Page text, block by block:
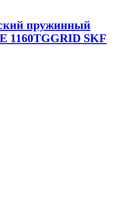
пружинный
1160TGGRID SKF